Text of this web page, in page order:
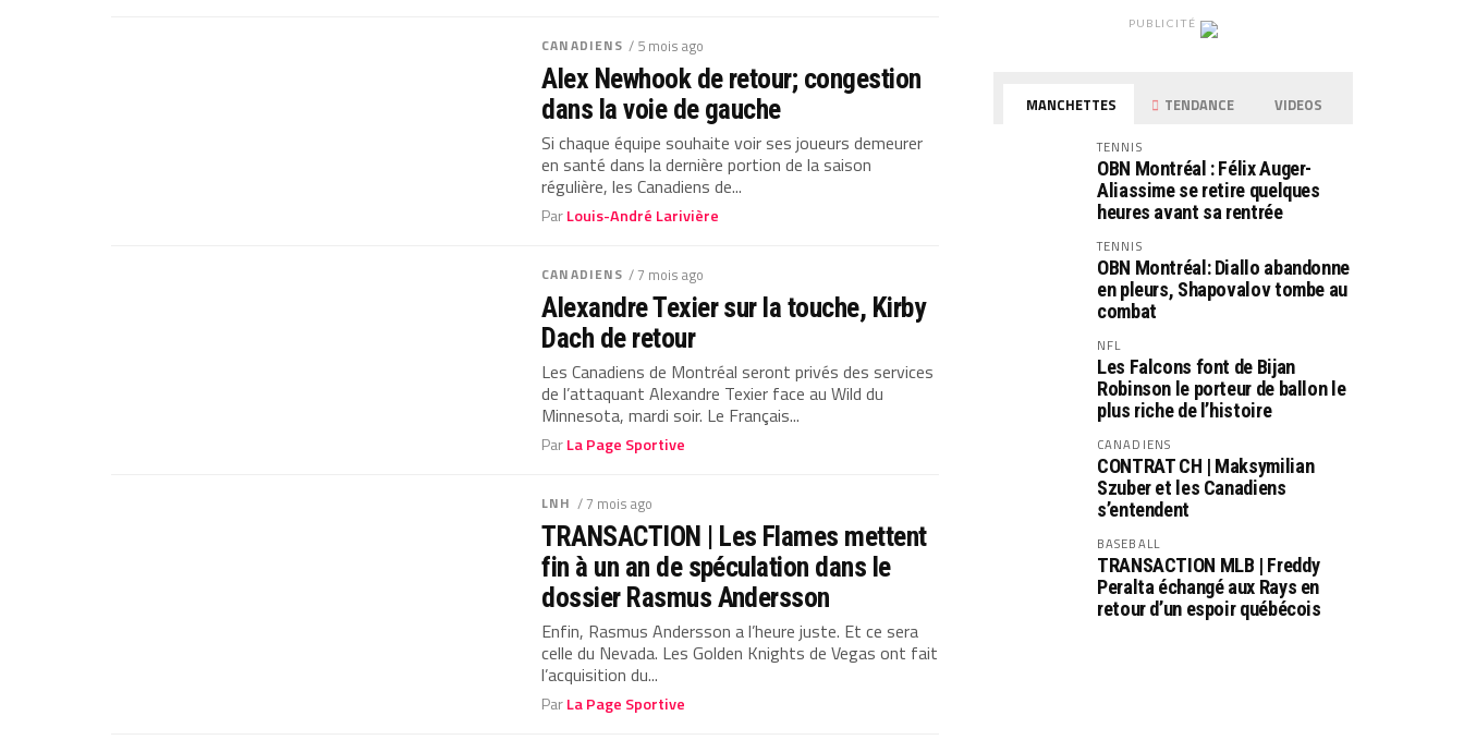
CANADIENS / 5 mois ago
Alex Newhook de retour; congestion
dans la voie de gauche
Si chaque équipe souhaite voir ses joueurs demeurer
en santé dans la dernière portion de la saison
régulière, les Canadiens de...
ParLouis-André Larivière
CANADIENS / 7 mois ago
Alexandre Texier sur la touche, Kirby
Dach de retour
Les Canadiens de Montréal seront privés des services
de l’attaquant Alexandre Texier face au Wild du
Minnesota, mardi soir. Le Français...
ParLa Page Sportive
LNH / 7 mois ago
TRANSACTION | Les Flames mettent
fin à un an de spéculation dans le
dossier Rasmus Andersson
Enfin, Rasmus Andersson a l’heure juste. Et ce sera
celle du Nevada. Les Golden Knights de Vegas ont fait
l’acquisition du...
ParLa Page Sportive
PUBLICITÉ
MANCHETTES TENDANCE VIDEOS
TENNIS
OBN Montréal : Félix Auger-
Aliassime se retire quelques
heures avant sa rentrée
TENNIS
OBN Montréal: Diallo abandonne
en pleurs, Shapovalov tombe au
combat
NFL
Les Falcons font de Bijan
Robinson le porteur de ballon le
plus riche de l’histoire
CANADIENS
CONTRAT CH | Maksymilian
Szuber et les Canadiens
s’entendent
BASEBALL
TRANSACTION MLB | Freddy
Peralta échangé aux Rays en
retour d’un espoir québécois